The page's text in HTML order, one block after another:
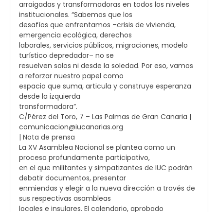
arraigadas y transformadoras en todos los niveles
institucionales. “Sabemos que los
desafíos que enfrentamos –crisis de vivienda,
emergencia ecológica, derechos
laborales, servicios públicos, migraciones, modelo
turístico depredador– no se
resuelven solos ni desde la soledad. Por eso, vamos
a reforzar nuestro papel como
espacio que suma, articula y construye esperanza
desde la izquierda
transformadora”.
C/Pérez del Toro, 7 – Las Palmas de Gran Canaria |
comunicacion@iucanarias.org
| Nota de prensa
La XV Asamblea Nacional se plantea como un
proceso profundamente participativo,
en el que militantes y simpatizantes de IUC podrán
debatir documentos, presentar
enmiendas y elegir a la nueva dirección a través de
sus respectivas asambleas
locales e insulares. El calendario, aprobado